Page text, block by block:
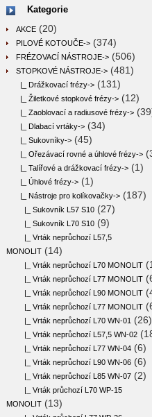
Kategorie
AKCE (20)
PILOVÉ KOTOUČE-> (374)
FRÉZOVACÍ NÁSTROJE-> (506)
STOPKOVÉ NÁSTROJE-> (481)
|_ Drážkovací frézy-> (131)
|_ Žiletkové stopkové frézy-> (12)
|_ Zaoblovací a radiusové frézy->
|_ Dlabací vrtáky-> (34)
|_ Sukovníky-> (45)
|_ Ořezávací rovné a úhlové frézy->
|_ Talířové a drážkovací frézy-> (1)
|_ Úhlové frézy-> (1)
|_ Nástroje pro kolíkovačky-> (187)
|_ Sukovník L57 S10 (27)
|_ Sukovník L70 S10 (9)
|_ Vrták neprůchozí L57,5
MONOLIT (14)
|_ Vrták neprůchozí L70 MONOLIT
|_ Vrták neprůchozí L77 MONOLIT
|_ Vrták neprůchozí L90 MONOLIT
|_ Vrták neprůchozí L77 MONOLIT
|_ Vrták neprůchozí L70 WN-01 (26)
|_ Vrták neprůchozí L57,5 WN-02
|_ Vrták neprůchozí L77 WN-04 (6)
|_ Vrták neprůchozí L90 WN-06 (6)
|_ Vrták neprůchozí L85 WN-07 (2)
|_ Vrták průchozí L70 WP-15
MONOLIT (13)